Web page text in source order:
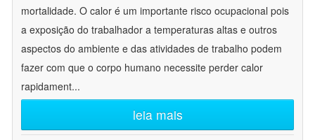
mortalidade. O calor é um importante risco ocupacional pois
a exposição do trabalhador a temperaturas altas e outros
aspectos do ambiente e das atividades de trabalho podem
fazer com que o corpo humano necessite perder calor
rapidament...
leia mais